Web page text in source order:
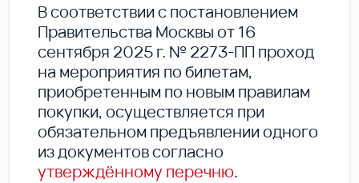
В соответствии с постановлением
Правительства Москвы от 16
сентября 2025 г. № 2273-ПП проход
на мероприятия по билетам,
приобретенным по новым правилам
покупки, осуществляется при
обязательном предъявлении одного
из документов согласно
утверждённому перечню.